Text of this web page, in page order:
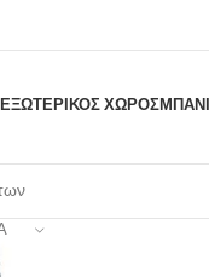
ΕΞΩΤΕΡΙΚΟΣ ΧΩΡΟΣ